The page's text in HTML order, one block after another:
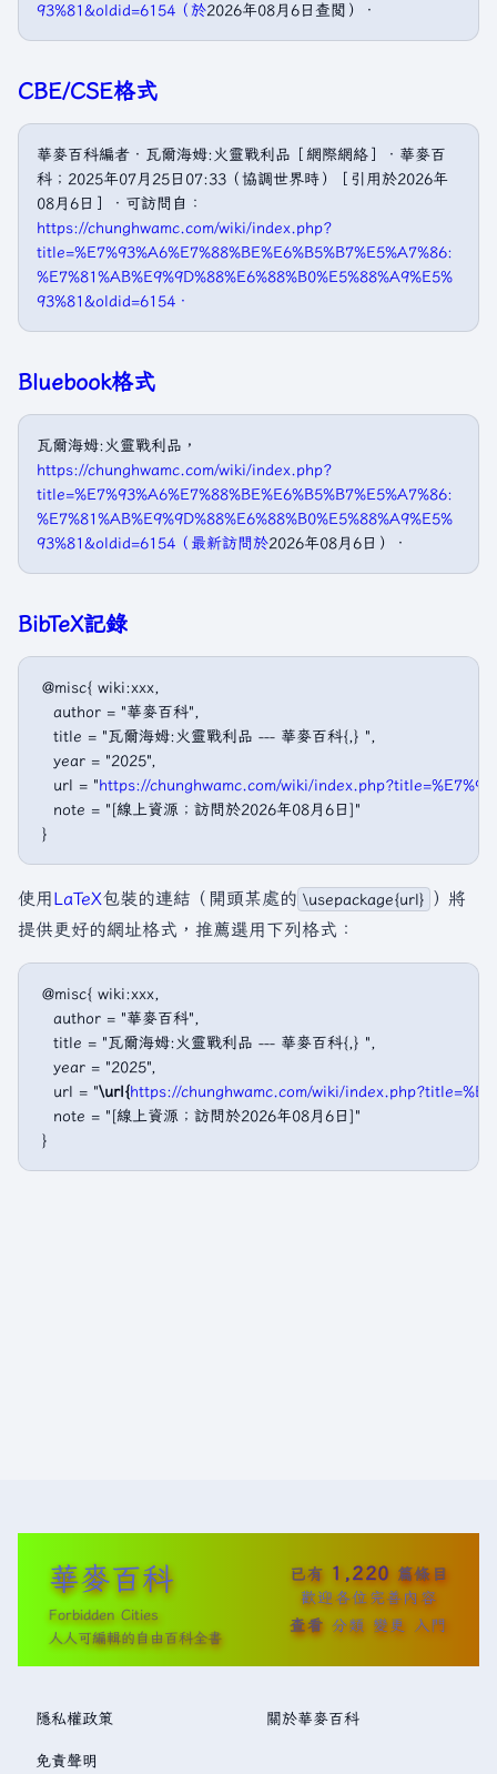
93%81&oldid=6154（於2026年08月6日查閲）．
CBE/CSE格式
華麥百科編者．瓦爾海姆:火靈戰利品［網際網絡］．華麥百
科；2025年07月25日07:33（協調世界時）［引用於2026年
08月6日］．可訪問自：
https://chunghwamc.com/wiki/index.php?
title=%E7%93%A6%E7%88%BE%E6%B5%B7%E5%A7%86:
%E7%81%AB%E9%9D%88%E6%88%B0%E5%88%A9%E5%
93%81&oldid=6154．
Bluebook格式
瓦爾海姆:火靈戰利品，
https://chunghwamc.com/wiki/index.php?
title=%E7%93%A6%E7%88%BE%E6%B5%B7%E5%A7%86:
%E7%81%AB%E9%9D%88%E6%88%B0%E5%88%A9%E5%
93%81&oldid=6154（最新訪問於2026年08月6日）．
BibTeX記錄
@misc{ wiki:xxx,
   author = "華麥百科",
   title = "瓦爾海姆:火靈戰利品 --- 華麥百科{,} ",
   year = "2025",
   url = "
https://chunghwamc.com/wiki/
   note = "[線上資源；訪問於2026年08月6日]"
使用LaTeX包裝的連結（開頭某處的 \usepackage{url} ）將
提供更好的網址格式，推薦選用下列格式：
@misc{ wiki:xxx,
   author = "華麥百科",
   title = "瓦爾海姆:火靈戰利品 --- 華麥百科{,} ",
   year = "2025",
   url = "
\url{https://chunghwamc.com/wiki/
   note = "[線上資源；訪問於2026年08月6日]"
華麥百科
Forbidden Cities
人人可編輯的自由百科全書
已有 1,220 篇條目
歡迎各位完善內容
查看 分類 變更 入門
隱私權政策 關於華麥百科
免責聲明